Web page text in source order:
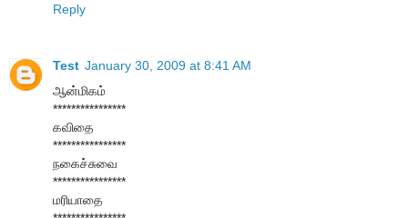
Reply
Test January 30, 2009 at 8:41 AM
ஆன்மிகம்
****************
கவிதை
****************
நகைச்சுவை
****************
மரியாதை